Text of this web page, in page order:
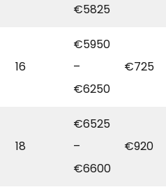
€5825
16
€5950
–
€6250
€725
18
€6525
–
€6600
€920